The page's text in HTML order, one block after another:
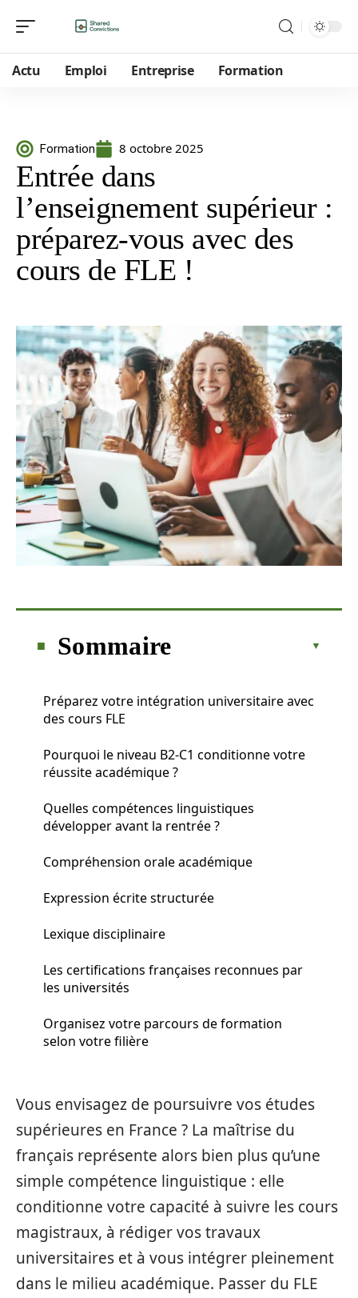
Actu Emploi Entreprise Formation
Formation 8 octobre 2025
Entrée dans
l’enseignement supérieur :
préparez-vous avec des
cours de FLE !
Sommaire
Préparez votre intégration universitaire avec
des cours FLE
Pourquoi le niveau B2-C1 conditionne votre
réussite académique ?
Quelles compétences linguistiques
développer avant la rentrée ?
Compréhension orale académique
Expression écrite structurée
Lexique disciplinaire
Les certifications françaises reconnues par
les universités
Organisez votre parcours de formation
selon votre filière
Vous envisagez de poursuivre vos études
supérieures en France ? La maîtrise du
français représente alors bien plus qu’une
simple compétence linguistique : elle
conditionne votre capacité à suivre les cours
magistraux, à rédiger vos travaux
universitaires et à vous intégrer pleinement
dans le milieu académique. Passer du FLE